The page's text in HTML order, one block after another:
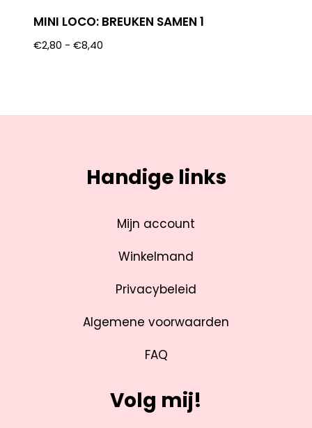
MINI LOCO: BREUKEN SAMEN 1
€2,80 - €8,40
Handige links
Mijn account
Winkelmand
Privacybeleid
Algemene voorwaarden
FAQ
Volg mij!